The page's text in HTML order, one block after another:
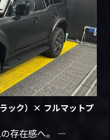
ラック）× フルマットプ
存在感へ。 ―